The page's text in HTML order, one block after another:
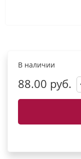
В наличии
88.00 руб.